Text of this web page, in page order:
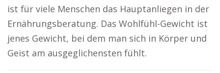
ist für viele Menschen das Hauptanliegen in der
Ernährungsberatung. Das Wohlfühl-Gewicht ist
jenes Gewicht, bei dem man sich in Körper und
Geist am ausgeglichensten fühlt.